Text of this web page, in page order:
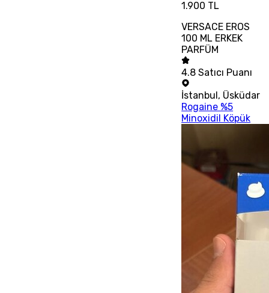
1.900 TL
VERSACE EROS
100 ML ERKEK
PARFÜM
4.8 Satıcı Puanı
İstanbul, Üsküdar
Rogaine %5
Minoxidil Köpük